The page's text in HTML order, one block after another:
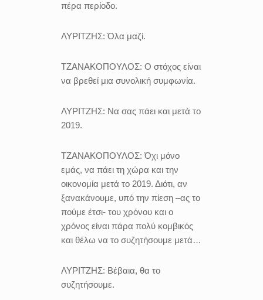
πέρα περίοδο.
ΛΥΡΙΤΖΗΣ:Όλα μαζί.
ΤΖΑΝΑΚΟΠΟΥΛΟΣ: Ο στόχος είναι
να βρεθεί μια συνολική συμφωνία.
ΛΥΡΙΤΖΗΣ: Να σας πάει και μετά το
2019.
ΤΖΑΝΑΚΟΠΟΥΛΟΣ:Όχι μόνο
εμάς, να πάει τη χώρα και την
οικονομία μετά το 2019. Διότι, αν
ξανακάνουμε, υπό την πίεση –ας το
πούμε έτσι- του χρόνου και ο
χρόνος είναι πάρα πολύ κομβικός
και θέλω να το συζητήσουμε μετά…
ΛΥΡΙΤΖΗΣ: Βέβαια, θα το
συζητήσουμε.